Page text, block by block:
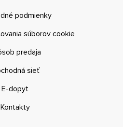
podmienky
súborov cookie
predaja
sieť
E-dopyt
Kontakty